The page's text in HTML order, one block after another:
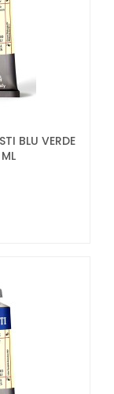
BLU VERDE